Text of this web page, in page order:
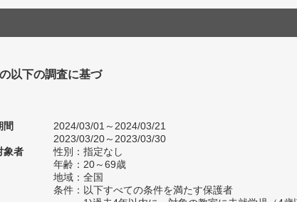
以下の調査に基づ
間
2024/03/01～2024/03/21
2023/03/20～2023/03/30
象者
性別：指定なし
年齢：20～69歳
地域：全国
条件：以下すべての条件を満たす保護者